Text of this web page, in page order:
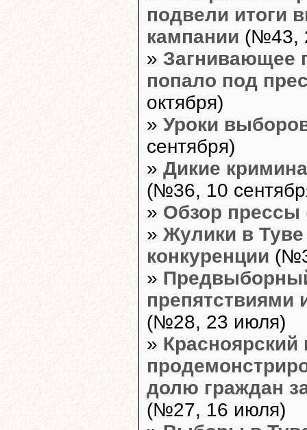
подвели итоги
кампании (№43,
» Загнивающее
попало под
октября)
» Уроки
сентября)
» Дикие
(№36, 10
» Обзор прессы
» Жулики в Туве
конкуренции
»
препятствиями
(№28, 23 июля)
» Красноярский
долю граждан
(№27, 16 июля)